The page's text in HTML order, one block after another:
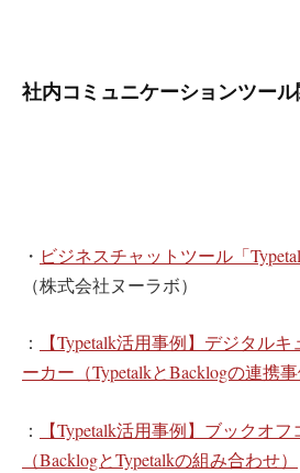
社内コミュニケーションツー
・ ビジネスチャットツール「
（株式会社ヌーラボ）
：
【Typetalk活用事例】デジタル
ーカー（TypetalkとBacklogの連携事
：
【Typetalk活用事例】ブックオ
（BacklogとTypetalkの組み合わせ）